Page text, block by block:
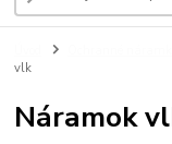
vlk
Náramok